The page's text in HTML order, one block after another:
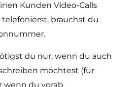
Kunden Video-Calls
brauchst du
du nur, wenn du auch
möchtest (für
wenn du vorab